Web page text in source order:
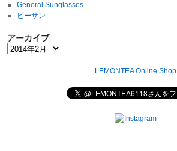
General Sunglasses
ビーサン
アーカイブ
LEMONTEA Online Shop